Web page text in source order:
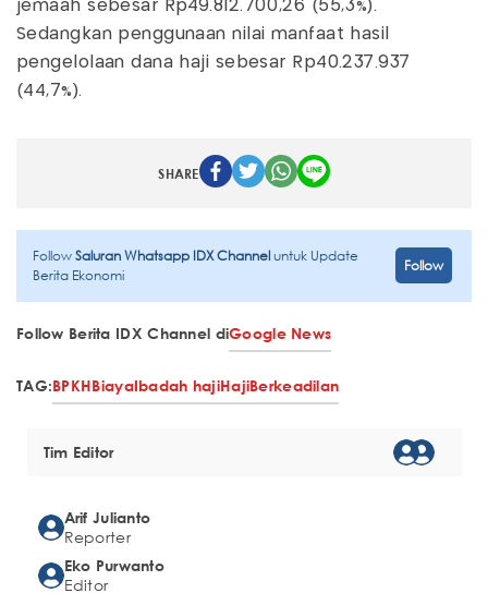
jemaah sebesar Rp49.812.700,26 (55,3%).
Sedangkan penggunaan nilai manfaat hasil
pengelolaan dana haji sebesar Rp40.237.937
(44,7%).
SHARE
FollowSaluran Whatsapp IDX Channeluntuk Update
Berita Ekonomi
Follow
Follow Berita IDX Channel diGoogle News
TAG:BPKHBiayaIbadah hajiHajiBerkeadilan
Tim Editor
Arif Julianto
Reporter
Eko Purwanto
Editor